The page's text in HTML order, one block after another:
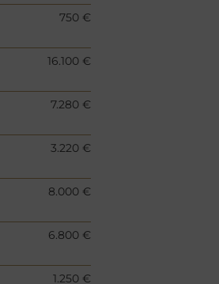
750 €
16.100 €
7.280 €
3.220 €
8.000 €
6.800 €
1.250 €